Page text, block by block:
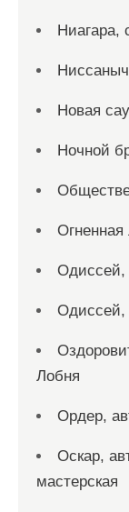
Ниагара,
Ниссаныч
Новая
Ночной
Одиссей,
Одиссей,
Лобня
Ордер,
Оскар,
мастерская